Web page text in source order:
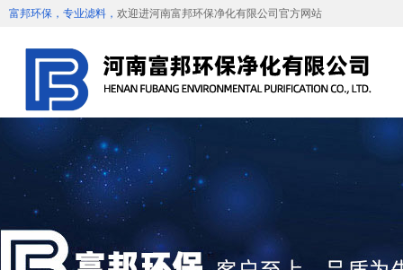
富邦环保，专业滤料， 欢迎进河南富邦环保净化有限公司官方网站